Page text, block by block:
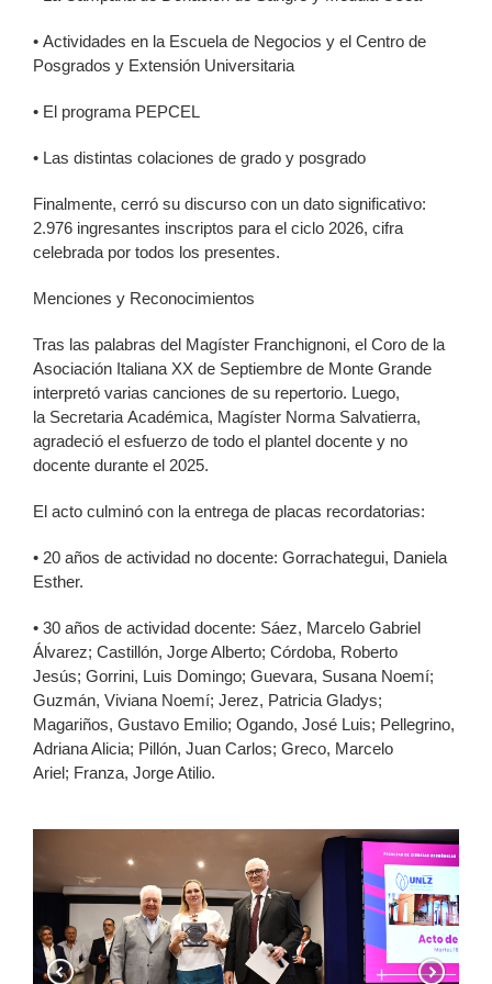
• Actividades en la Escuela de Negocios y el Centro de
Posgrados y Extensión Universitaria
• El programa PEPCEL
• Las distintas colaciones de grado y posgrado
Finalmente, cerró su discurso con un dato significativo:
2.976 ingresantes inscriptos para el ciclo 2026, cifra
celebrada por todos los presentes.
Menciones y Reconocimientos
Tras las palabras del Magíster Franchignoni, el Coro de la
Asociación Italiana XX de Septiembre de Monte Grande
interpretó varias canciones de su repertorio. Luego,
la Secretaria Académica, Magíster Norma Salvatierra,
agradeció el esfuerzo de todo el plantel docente y no
docente durante el 2025.
El acto culminó con la entrega de placas recordatorias:
• 20 años de actividad no docente: Gorrachategui, Daniela
Esther.
• 30 años de actividad docente: Sáez, Marcelo Gabriel
Álvarez; Castillón, Jorge Alberto; Córdoba, Roberto
Jesús; Gorrini, Luis Domingo; Guevara, Susana Noemí;
Guzmán, Viviana Noemí; Jerez, Patricia Gladys;
Magariños, Gustavo Emilio; Ogando, José Luis; Pellegrino,
Adriana Alicia; Pillón, Juan Carlos; Greco, Marcelo
Ariel; Franza, Jorge Atilio.